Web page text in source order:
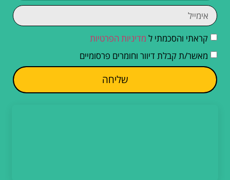
קראתי והסכמתי ל מדיניות הפרטיות
מאשר/ת קבלת דיוור וחומרים פרסומיים
שליחה